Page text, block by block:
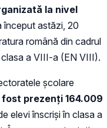
la nivel
început astăzi, 20
română din cadrul
a VIII-a (EN VIII).
școlare
fost prezenți 164.009
elevi înscriși în clasa a